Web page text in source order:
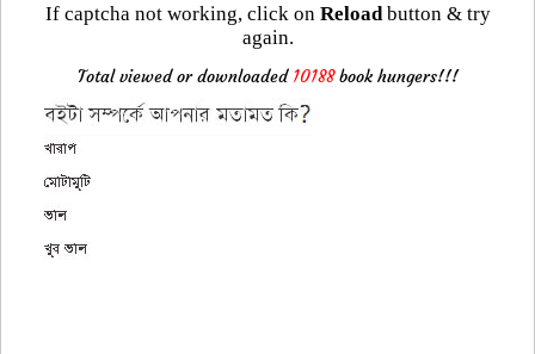
If captcha not working, click on Reloadbutton & try
again.
Total viewed or downloaded 10188book hungers!!!